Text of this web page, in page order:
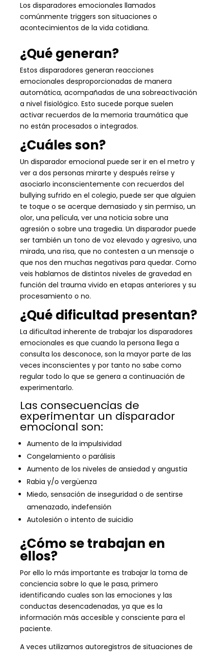
Los disparadores emocionales llamados
comúnmente triggers son situaciones o
acontecimientos de la vida cotidiana.
¿Qué generan?
Estos disparadores generan reacciones
emocionales desproporcionadas de manera
automática, acompañadas de una sobreactivación
a nivel fisiológico. Esto sucede porque suelen
activar recuerdos de la memoria traumática que
no están procesados o integrados.
¿Cuáles son?
Un disparador emocional puede ser ir en el metro y
ver a dos personas mirarte y después reírse y
asociarlo inconscientemente con recuerdos del
bullying sufrido en el colegio, puede ser que alguien
te toque o se acerque demasiado y sin permiso, un
olor, una película, ver una noticia sobre una
agresión o sobre una tragedia. Un disparador puede
ser también un tono de voz elevado y agresivo, una
mirada, una risa, que no contesten a un mensaje o
que nos den muchas negativas para quedar. Como
veis hablamos de distintos niveles de gravedad en
función del trauma vivido en etapas anteriores y su
procesamiento o no.
¿Qué dificultad presentan?
La dificultad inherente de trabajar los disparadores
emocionales es que cuando la persona llega a
consulta los desconoce, son la mayor parte de las
veces inconscientes y por tanto no sabe como
regular todo lo que se genera a continuación de
experimentarlo.
Las consecuencias de
experimentar un disparador
emocional son:
Aumento de la impulsividad
Congelamiento o parálisis
Aumento de los niveles de ansiedad y angustia
Rabia y/o vergüenza
Miedo, sensación de inseguridad o de sentirse
amenazado, indefensión
Autolesión o intento de suicidio
¿Cómo se trabajan en
ellos?
Por ello lo más importante es trabajar la toma de
conciencia sobre lo que le pasa, primero
identificando cuales son las emociones y las
conductas desencadenadas, ya que es la
información más accesible y consciente para el
paciente.
A veces utilizamos autoregistros de situaciones de